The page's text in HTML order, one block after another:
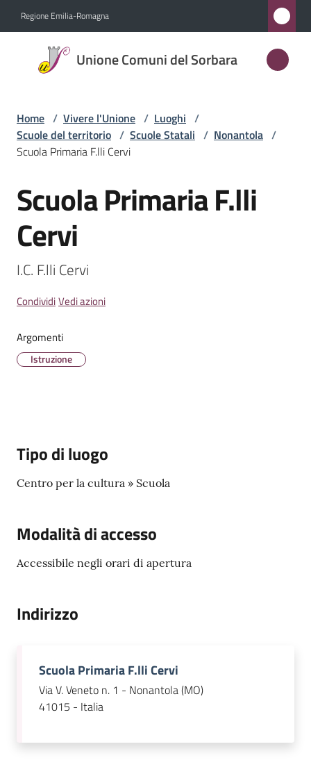
Regione Emilia-Romagna
Unione Comuni del Sorbara
Unione
Comuni
Sorbara
Novità
Servizi
l'Unione
Home / Vivere l'Unione / Luoghi /
Scuole del territorio / Scuole Statali / Nonantola /
Scuola Primaria F.lli Cervi
Salta al contenuto
Scuola Primaria F.lli
Cervi
I.C. F.lli Cervi
CondividiVedi azioni
Argomenti
Istruzione
Tipo di luogo
Centro per la cultura » Scuola
Modalità di accesso
Accessibile negli orari di apertura
Indirizzo
Scuola Primaria F.lli Cervi
Via V. Veneto n. 1 - Nonantola (MO)
41015 - Italia